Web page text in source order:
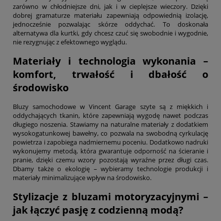
zarówno w chłodniejsze dni, jak i w cieplejsze wieczory. Dzięki
dobrej gramaturze materiału zapewniają odpowiednią izolację,
jednocześnie pozwalając skórze oddychać. To doskonała
alternatywa dla kurtki, gdy chcesz czuć się swobodnie i wygodnie,
nie rezygnując z efektownego wyglądu.
Materiały i technologia wykonania –
komfort, trwałość i dbałość o
środowisko
Bluzy samochodowe w Vincent Garage szyte są z miękkich i
oddychających tkanin, które zapewniają wygodę nawet podczas
długiego noszenia. Stawiamy na naturalne materiały z dodatkiem
wysokogatunkowej bawełny, co pozwala na swobodną cyrkulację
powietrza i zapobiega nadmiernemu poceniu. Dodatkowo nadruki
wykonujemy metodą, która gwarantuje odporność na ścieranie i
pranie, dzięki czemu wzory pozostają wyraźne przez długi czas.
Dbamy także o ekologię – wybieramy technologie produkcji i
materiały minimalizujące wpływ na środowisko.
Stylizacje z bluzami motoryzacyjnymi –
jak łączyć pasję z codzienną modą?